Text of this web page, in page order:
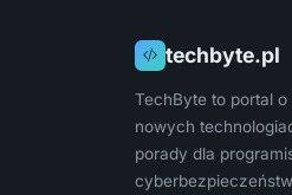
techbyte.pl
TechByte to portal
nowych
porady dla